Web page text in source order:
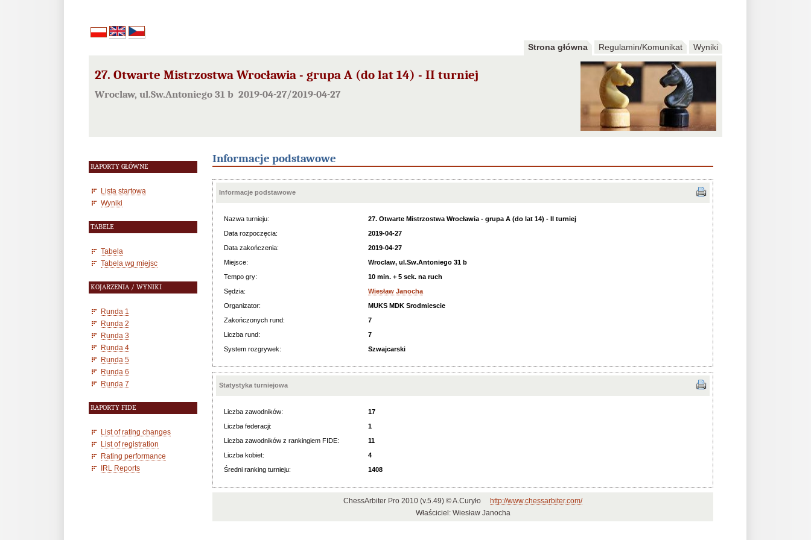
Strona główna Regulamin/Komunikat Wyniki
27. Otwarte Mistrzostwa Wrocławia - grupa A (do lat 14) - II turniej
Wroclaw, ul.Sw.Antoniego 31 b 2019-04-27/2019-04-27
RAPORTY GŁÓWNE
Lista startowa
Wyniki
TABELE
Tabela
Tabela wg miejsc
KOJARZENIA / WYNIKI
Runda 1
Runda 2
Runda 3
Runda 4
Runda 5
Runda 6
Runda 7
RAPORTY FIDE
List of rating changes
List of registration
Rating performance
IRL Reports
Informacje podstawowe
Informacje podstawowe
Nazwa turnieju:
27. Otwarte Mistrzostwa Wrocławia - grupa A (do lat 14) - II turniej
Data rozpoczęcia:
2019-04-27
Data zakończenia:
2019-04-27
Miejsce:
Wroclaw, ul.Sw.Antoniego 31 b
Tempo gry:
10 min. + 5 sek. na ruch
Sędzia:
Wiesław Janocha
Organizator:
MUKS MDK Srodmiescie
Zakończonych rund:
7
Liczba rund:
7
System rozgrywek:
Szwajcarski
Statystyka turniejowa
Liczba zawodników:
17
Liczba federacji:
1
Liczba zawodników z rankingiem FIDE:
11
Liczba kobiet:
4
Średni ranking turnieju:
1408
ChessArbiter Pro 2010 (v.5.49) © A.Curyło
http://www.chessarbiter.com/
Właściciel: Wiesław Janocha